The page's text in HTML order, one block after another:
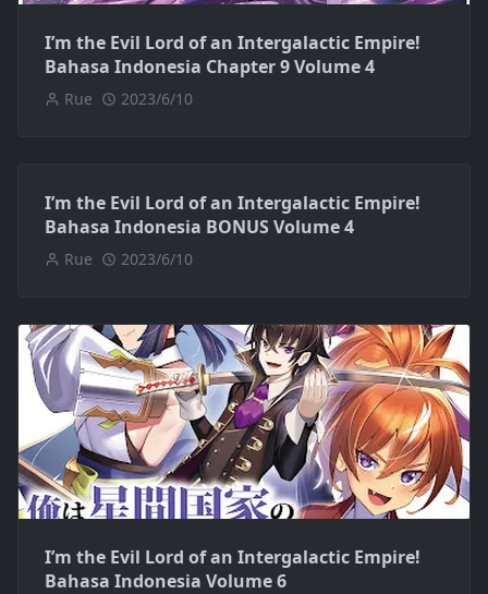
I’m the Evil Lord of an Intergalactic Empire!
Bahasa Indonesia Chapter 9 Volume 4
Rue 2023/6/10
I’m the Evil Lord of an Intergalactic Empire!
Bahasa Indonesia BONUS Volume 4
Rue 2023/6/10
I’m the Evil Lord of an Intergalactic Empire!
Bahasa Indonesia Volume 6